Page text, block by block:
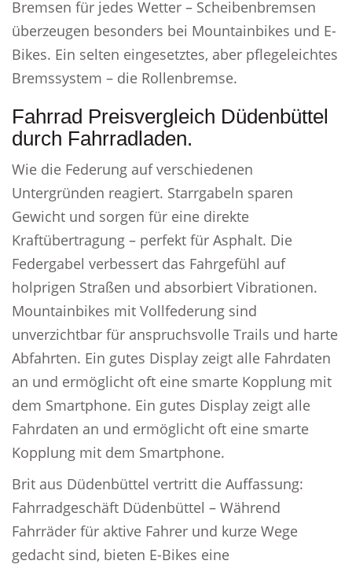
Bremsen für jedes Wetter – Scheibenbremsen
überzeugen besonders bei Mountainbikes und E-
Bikes. Ein selten eingesetztes, aber pflegeleichtes
Bremssystem – die Rollenbremse.
Fahrrad Preisvergleich Düdenbüttel
durch Fahrradladen.
Wie die Federung auf verschiedenen
Untergründen reagiert. Starrgabeln sparen
Gewicht und sorgen für eine direkte
Kraftübertragung – perfekt für Asphalt. Die
Federgabel verbessert das Fahrgefühl auf
holprigen Straßen und absorbiert Vibrationen.
Mountainbikes mit Vollfederung sind
unverzichtbar für anspruchsvolle Trails und harte
Abfahrten. Ein gutes Display zeigt alle Fahrdaten
an und ermöglicht oft eine smarte Kopplung mit
dem Smartphone. Ein gutes Display zeigt alle
Fahrdaten an und ermöglicht oft eine smarte
Kopplung mit dem Smartphone.
Brit aus Düdenbüttel vertritt die Auffassung:
Fahrradgeschäft Düdenbüttel – Während
Fahrräder für aktive Fahrer und kurze Wege
gedacht sind, bieten E-Bikes eine